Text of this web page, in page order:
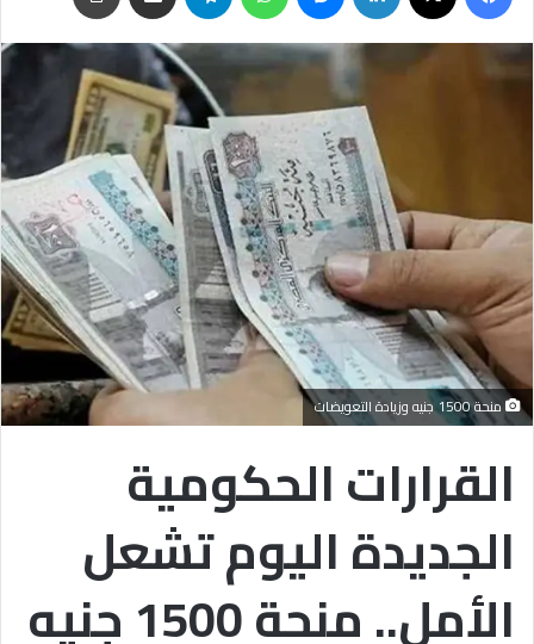
منحة 1500 جنيه وزيادة التعويضات
القرارات الحكومية
الجديدة اليوم تشعل
الأمل.. منحة 1500 جنيه